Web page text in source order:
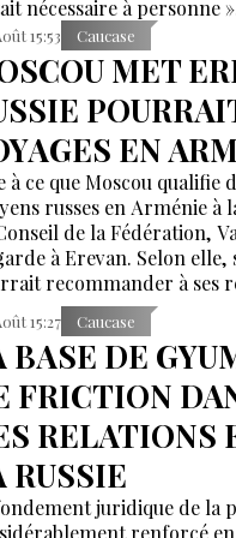
nécessaire à personne
à rechercher de
15:53 Caucase
MET
EN
à ce que Moscou qualifie
russes en Arménie à
de la Fédération,
à Erevan. Selon
recommander à ses
15:27 Caucase
BASE DE
FRICTION
RELATIONS
RUSSIE
juridique de la
renforcé